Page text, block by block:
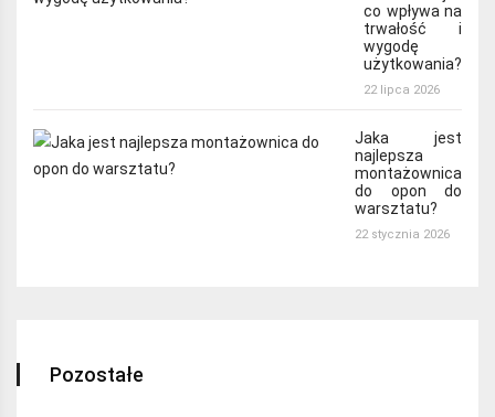
co wpływa na
trwałość i
wygodę
użytkowania?
22 lipca 2026
Jaka jest
najlepsza
montażownica
do opon do
warsztatu?
22 stycznia 2026
Pozostałe